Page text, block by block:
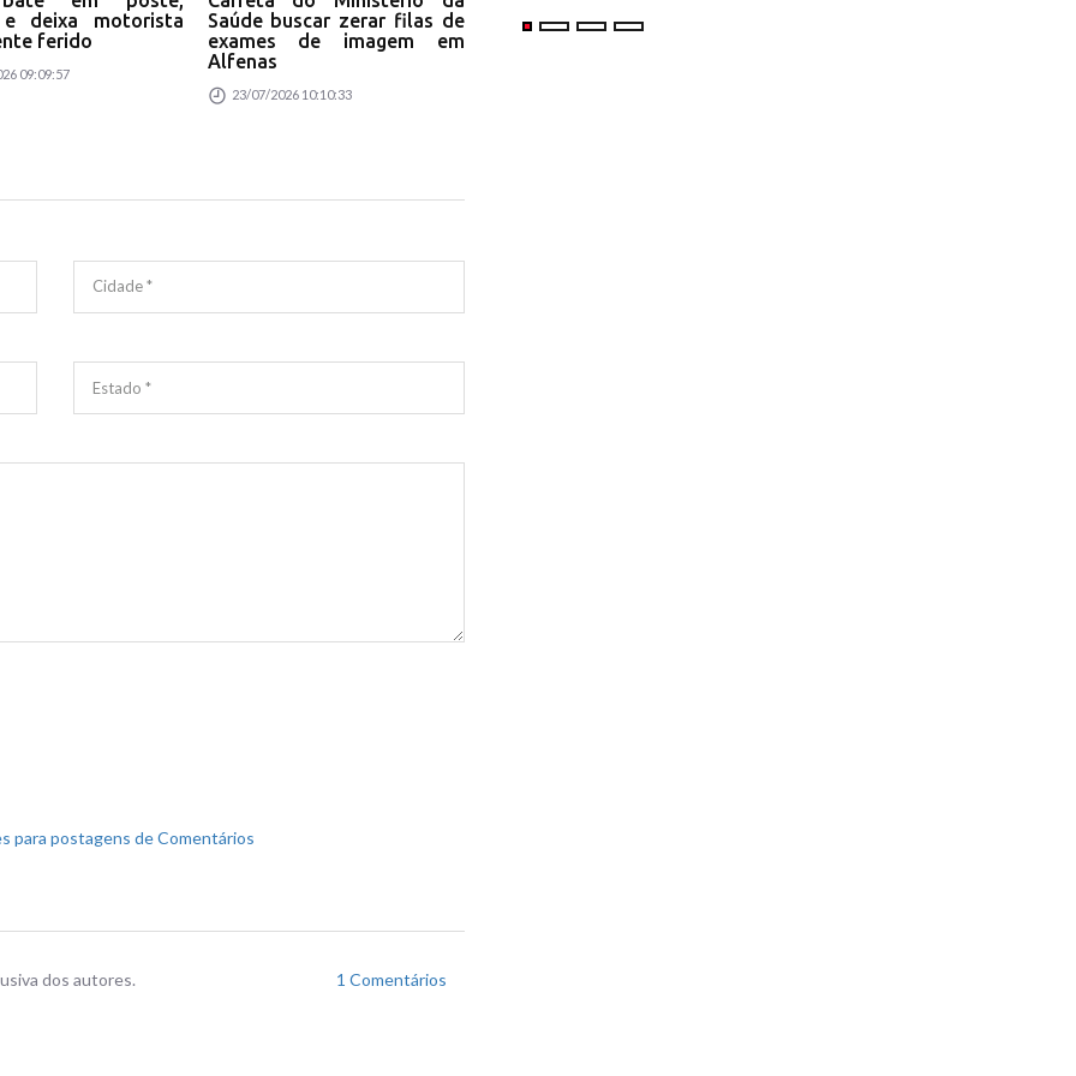
da Penha: Medidas protetivas crescem 270% entre 2020 e 2026 - Migalhas
deixa motorista
ferido
09:09:57
Saúde buscar zerar filas de
exames de imagem em
Alfenas
23/07/2026 10:10:33
turma do curso de Direito
Cidade *
Estado *
para postagens de Comentários
dos autores. 1 Comentários